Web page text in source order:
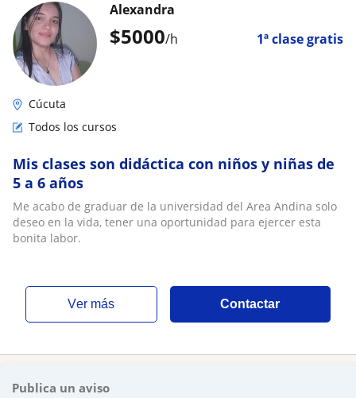
$5000/h 1ª clase gratis
Alexandra
Cúcuta
Todos los cursos
Mis clases son didáctica con niños y niñas de
5 a 6 años
Me acabo de graduar de la universidad del Area Andina solo
deseo en la vida, tener una oportunidad para ejercer esta
bonita labor.
ver más Contactar
Publica un aviso